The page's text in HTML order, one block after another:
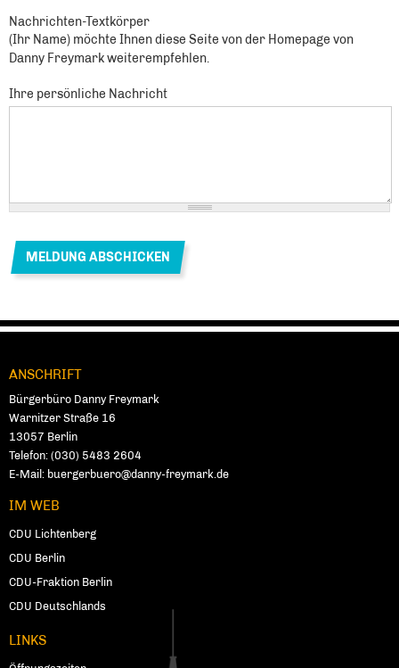
Nachrichten-Textkörper
(Ihr Name) möchte Ihnen diese Seite von der Homepage von
Danny Freymark weiterempfehlen.
Ihre persönliche Nachricht
Fußbereich
ANSCHRIFT
Bürgerbüro Danny Freymark
Warnitzer Straße 16
13057 Ber­lin
Telefon: (030) 5483 2604
E-Mail: buergerbuero@danny-freymark.de
IM WEB
CDU Lichtenberg
CDU Berlin
CDU-Fraktion Berlin
CDU Deutschlands
LINKS